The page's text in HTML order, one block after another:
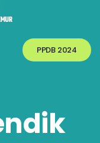
PPDB 2024